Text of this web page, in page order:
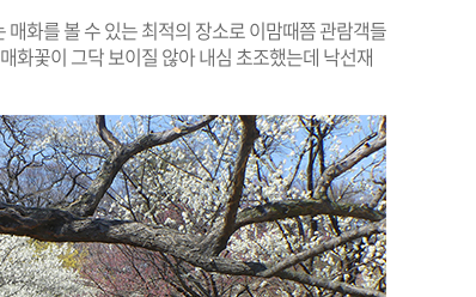
화를 볼 수 있는 최적의 장소로 이맘때쯤 관람객들
화꽃이 그닥 보이질 않아 내심 초조했는데 낙선재